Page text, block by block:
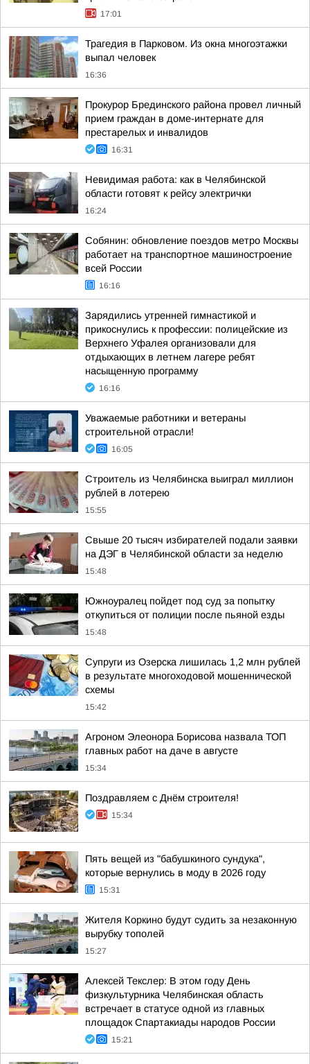
17:01
Трагедия в Парковом. Из окна многоэтажки
выпал человек
16:36
Прокурор Брединского района провел личный
прием граждан в доме-интернате для
престарелых и инвалидов
16:31
Невидимая работа: как в Челябинской
области готовят к рейсу электрички
16:24
Собянин: обновление поездов метро Москвы
работает на транспортное машиностроение
всей России
16:16
Зарядились утренней гимнастикой и
прикоснулись к профессии: полицейские из
Верхнего Уфалея организовали для
отдыхающих в летнем лагере ребят
насыщенную программу
16:16
Уважаемые работники и ветераны
строительной отрасли!
16:05
Строитель из Челябинска выиграл миллион
рублей в лотерею
15:55
Свыше 20 тысяч избирателей подали заявки
на ДЭГ в Челябинской области за неделю
15:48
Южноуралец пойдет под суд за попытку
откупиться от полиции после пьяной езды
15:48
Супруги из Озерска лишилась 1,2 млн рублей
в результате многоходовой мошеннической
схемы
15:42
Агроном Элеонора Борисова назвала ТОП
главных работ на даче в августе
15:34
Поздравляем с Днём строителя!
15:34
Пять вещей из "бабушкиного сундука",
которые вернулись в моду в 2026 году
15:31
Жителя Коркино будут судить за незаконную
вырубку тополей
15:27
Алексей Текслер: В этом году День
физкультурника Челябинская область
встречает в статусе одной из главных
площадок Спартакиады народов России
15:21